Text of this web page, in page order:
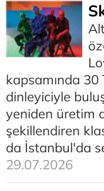
kapsamında
dinleyiciyle
yeniden üretim
şekillendiren
da İstanbul'da
29.07.2026